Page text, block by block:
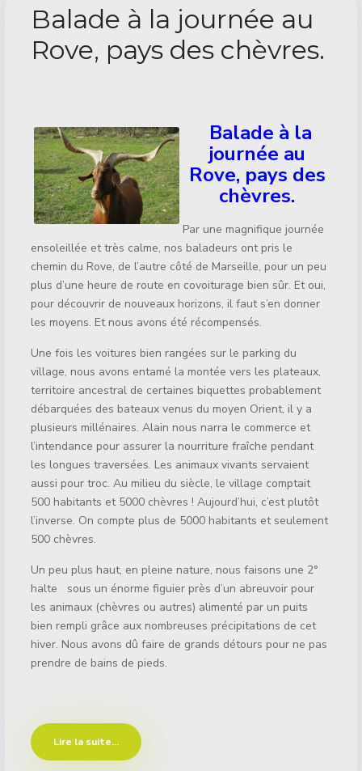
Balade à la journée au
Rove, pays des chèvres.
Balade à la
journée au
Rove, pays des
chèvres.
Par une magnifique journée
ensoleillée et très calme, nos baladeurs ont pris le
chemin du Rove, de l’autre côté de Marseille, pour un peu
plus d’une heure de route en covoiturage bien sûr. Et oui,
pour découvrir de nouveaux horizons, il faut s’en donner
les moyens. Et nous avons été récompensés.
Une fois les voitures bien rangées sur le parking du
village, nous avons entamé la montée vers les plateaux,
territoire ancestral de certaines biquettes probablement
débarquées des bateaux venus du moyen Orient, il y a
plusieurs millénaires. Alain nous narra le commerce et
l’intendance pour assurer la nourriture fraîche pendant
les longues traversées. Les animaux vivants servaient
aussi pour troc. Au milieu du siècle, le village comptait
500 habitants et 5000 chèvres ! Aujourd’hui, c’est plutôt
l’inverse. On compte plus de 5000 habitants et seulement
500 chèvres.
Un peu plus haut, en pleine nature, nous faisons une 2°
halte sous un énorme figuier près d’un abreuvoir pour
les animaux (chèvres ou autres) alimenté par un puits
bien rempli grâce aux nombreuses précipitations de cet
hiver. Nous avons dû faire de grands détours pour ne pas
prendre de bains de pieds.
Lire la suite...